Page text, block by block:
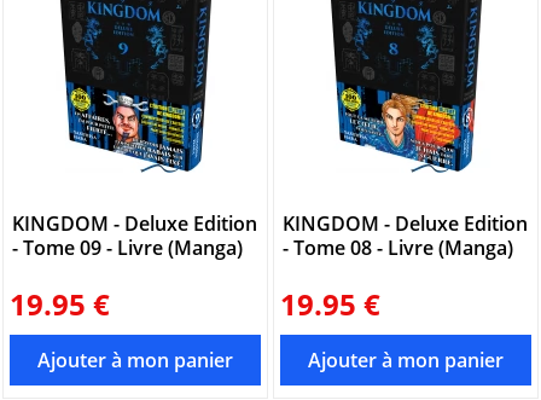
KINGDOM - Deluxe Edition
- Tome 09 - Livre (Manga)
19.95 €
KINGDOM - Deluxe Edition
- Tome 08 - Livre (Manga)
19.95 €